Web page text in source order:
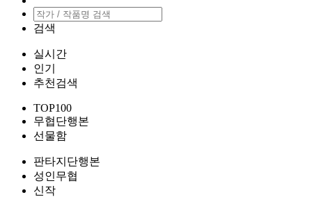
검색
실시간
인기
추천검색
TOP100
무협단행본
선물함
판타지단행본
성인무협
신작